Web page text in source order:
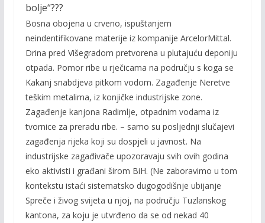
bolje“???
Bosna obojena u crveno, ispuštanjem
neindentifikovane materije iz kompanije ArcelorMittal.
Drina pred Višegradom pretvorena u plutajuću deponiju
otpada. Pomor ribe u rječicama na području s koga se
Kakanj snabdjeva pitkom vodom. Zagađenje Neretve
teškim metalima, iz konjičke industrijske zone.
Zagađenje kanjona Radimlje, otpadnim vodama iz
tvornice za preradu ribe. – samo su posljednji slučajevi
zagađenja rijeka koji su dospjeli u javnost. Na
industrijske zagađivače upozoravaju svih ovih godina
eko aktivisti i građani širom BiH. (Ne zaboravimo u tom
kontekstu istaći sistematsko dugogodišnje ubijanje
Spreče i živog svijeta u njoj, na području Tuzlanskog
kantona, za koju je utvrđeno da se od nekad 40